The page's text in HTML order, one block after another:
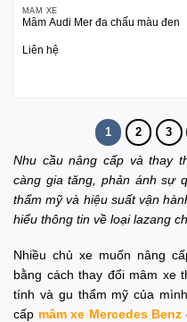
MÂM XE
Mâm Audi Mer đa chấu màu đen
Liên hệ
1 2 3
Nhu cầu nâng cấp và thay
càng gia tăng, phản ánh sự
thẩm mỹ và hiệu suất vận
hiểu thông tin về loại lazang
Nhiều chủ xe muốn nâng
bằng cách thay đổi mâm xe
tính và gu thẩm mỹ của
cấp mâm xe Mercedes Benz